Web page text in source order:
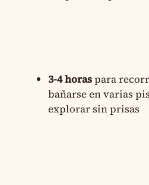
3-4 horaspara
bañarse en varias
explorar sin prisas